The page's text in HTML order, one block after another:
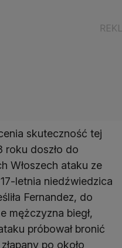
skuteczność tej
roku doszło do
Włoszech ataku ze
letnia niedźwiedzica
Fernandez, do
mężczyzna biegł,
próbował bronić
po około